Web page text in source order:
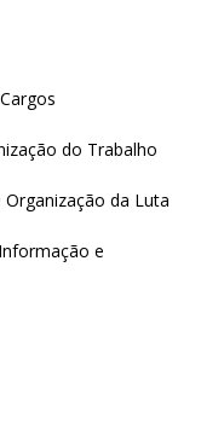
do Trabalho
da Luta
e